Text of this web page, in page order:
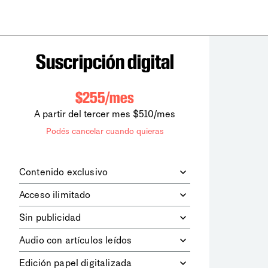
Suscripción digital
$255/mes
A partir del tercer mes $510/mes
Podés cancelar cuando quieras
Contenido exclusivo
digitales dela diaria
los contenidos de Le Monde
diplomatique.
Acceso ilimitado
contenidos.
Sin publicidad
publicitarios.
Audio con artículos leídos
Edición papel digitalizada